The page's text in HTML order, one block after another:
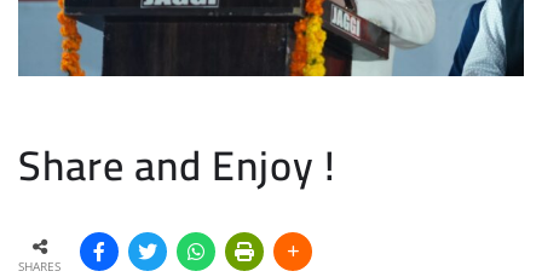
Share and Enjoy !
SHARES